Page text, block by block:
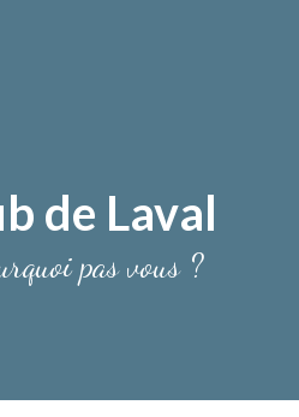
de Laval
pas vous ?